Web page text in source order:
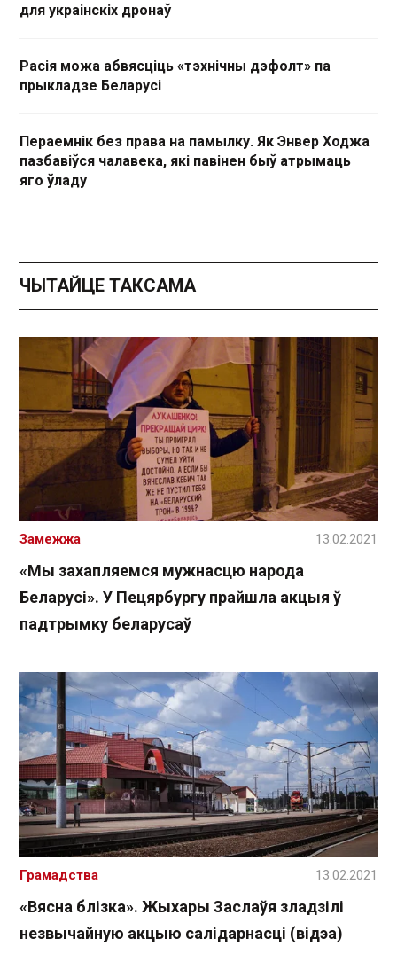
для украінскіх дронаў
Расія можа абвясціць «тэхнічны дэфолт» па
прыкладзе Беларусі
Пераемнік без права на памылку. Як Энвер Ходжа
пазбавіўся чалавека, які павінен быў атрымаць
яго ўладу
ЧЫТАЙЦЕ ТАКСАМА
«Мы захапляемся мужнасцю народа
Беларусі». У Пецярбургу прайшла акцыя ў
падтрымку беларусаў
Замежжа 13.02.2021
«Вясна блізка». Жыхары Заслаўя зладзілі
незвычайную акцыю салідарнасці (відэа)
Грамадства 13.02.2021